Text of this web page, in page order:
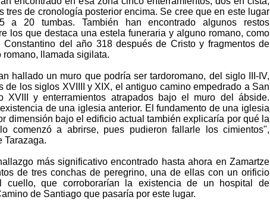
tres de cronología posterior encima. Se cree que en este lugar
a 20 tumbas. También han encontrado algunos restos
los que destaca una estela funeraria y alguno romano, como
Constantino del año 318 después de Cristo y fragmentos de
romano, llamada sigilata.
hallado un muro que podría ser tardoromano, del siglo III-IV,
de los siglos XVIIII y XIX, el antiguo camino empedrado a San
XVIII y enterramientos atrapados bajo el muro del ábside.
de una iglesia anterior. El fundamento de una iglesia
dimensión bajo el edificio actual también explicaría por qué la
comenzó a abrirse, pues pudieron fallarle los cimientos",
Tarazaga.
más significativo encontrado hasta ahora en Zamartze
de tres conchas de peregrino, una de ellas con un orificio
cuello, que corroborarían la existencia de un hospital de
de Santiago que pasaría por este lugar.